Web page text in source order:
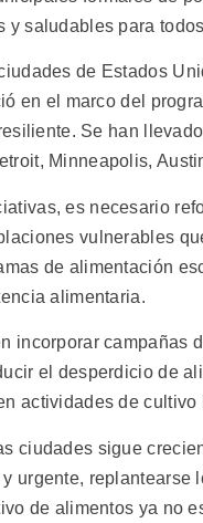
saludables para
de Estados
en el marco del
Se han
Minneapolis,
es necesario
vulnerables
de alimentación
alimentaria.
incorporar campañas
el desperdicio de
actividades de cultivo
ciudades sigue
urgente, replantearse
de alimentos ya no